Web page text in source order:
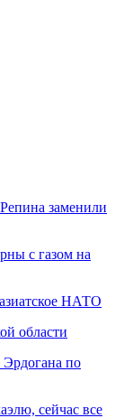
заменили
с газом на
НАТО
области
по
сейчас все